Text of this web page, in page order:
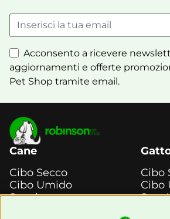
Acconsento a ricevere
aggiornamenti e offerte
Pet Shop tramite email.
Cane
Cibo Secco
Cibo Umido
Snack e
Cibo
Cibo